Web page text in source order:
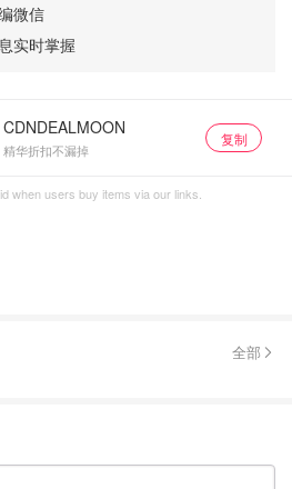
微信
实时掌握
华折扣不漏掉
复制
when users buy items via our links.
全部